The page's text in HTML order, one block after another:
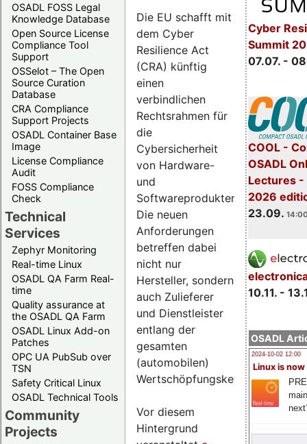
OSADL FOSS Legal
Knowledge Database
Open Source License
Compliance Tool
Support
OSSelot – The Open
Source Curation
Database
CRA Compliance
Support Projects
OSADL Container Base
Image
License Compliance
Audit
FOSS Compliance
Check
Technical
Services
Zephyr Monitoring
Real-time Linux
OSADL QA Farm Real-
time
Quality assurance at
the OSADL QA Farm
OSADL Linux Add-on
Patches
OPC UA PubSub over
TSN
Safety Critical Linux
OSADL Technical Tools
Community
Projects
Cyber
Summit
07.07. -
COOL -
OSADL
Lectures -
2026
23.09.
10.11. -
OSADL
2024-10-02 12:00
Linux is now
Die EU schafft mit
dem Cyber
Resilience Act
(CRA) künftig
einen
verbindlichen
Rechtsrahmen für
die
Cybersicherheit
von Hardware-
und
Softwareprodukten.
Die neuen
Anforderungen
betreffen dabei
nicht nur
Hersteller, sondern
auch Zulieferer
und Dienstleister
entlang der
gesamten
(automobilen)
Wertschöpfungskette.
Vor diesem
Hintergrund